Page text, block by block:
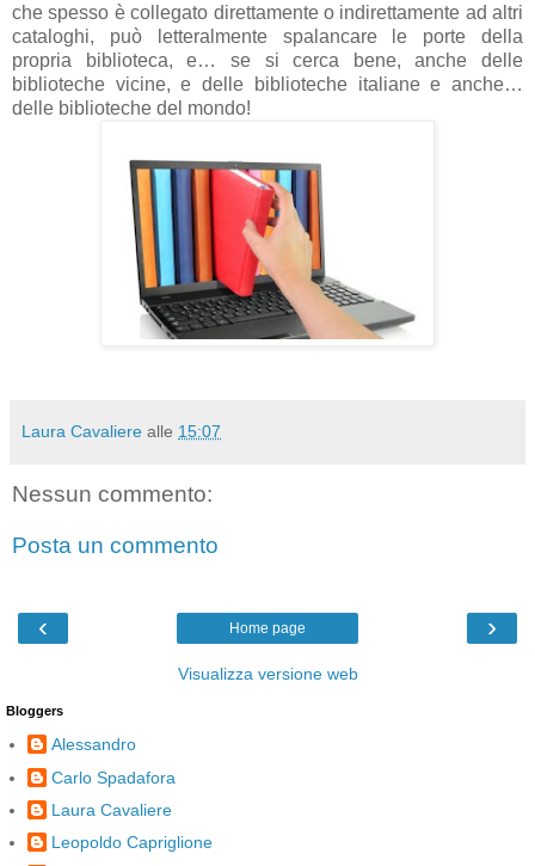
che spesso è collegato direttamente o indirettamente ad altri
cataloghi, può letteralmente spalancare le porte della
propria biblioteca, e… se si cerca bene, anche delle
biblioteche vicine, e delle biblioteche italiane e anche…
delle biblioteche del mondo!
Laura Cavaliere alle 15:07
Nessun commento:
Posta un commento
‹ ›
Home page
Visualizza versione web
Bloggers
Alessandro
Carlo Spadafora
Laura Cavaliere
Leopoldo Capriglione